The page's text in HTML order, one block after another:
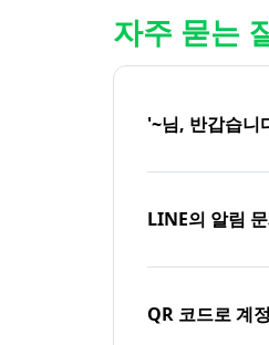
자주 묻는
'~님, 반갑습니
LINE의 알림
QR 코드로 계